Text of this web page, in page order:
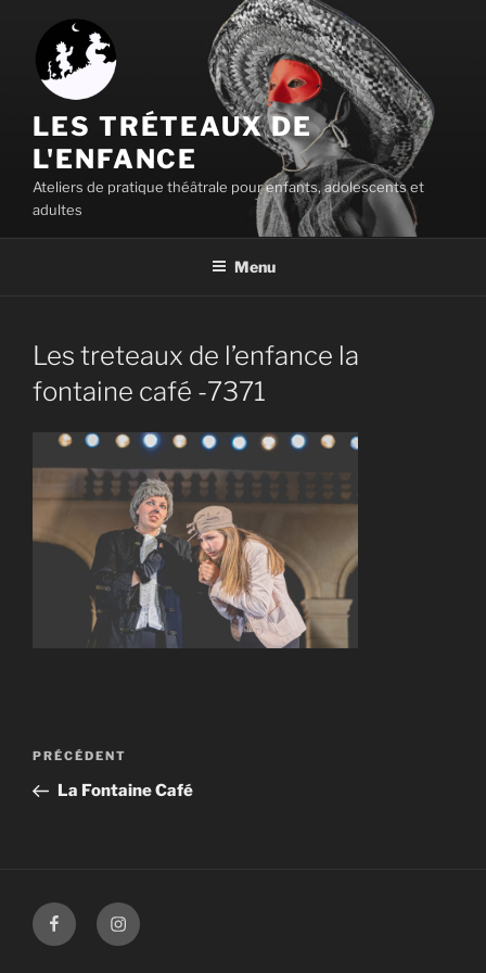
contenu
principal
LES TRÉTEAUX DE
L'ENFANCE
Ateliers de pratique théâtrale pour enfants, adolescents et
adultes
Menu
Les treteaux de l’enfance la
fontaine café -7371
Navigation
l’article
Article
précédent
PRÉCÉDENT
La Fontaine Café
FacebookInstagram